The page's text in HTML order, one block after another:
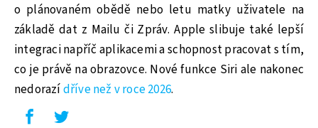
o plánovaném obědě nebo letu matky uživatele na
základě dat z Mailu či Zpráv. Apple slibuje také lepší
integraci napříč aplikacemi a schopnost pracovat s tím,
co je právě na obrazovce. Nové funkce Siri ale nakonec
nedorazí dříve než v roce 2026.